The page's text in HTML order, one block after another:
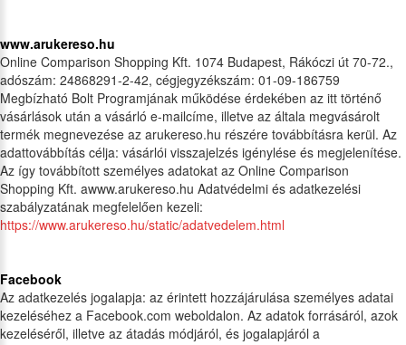
www.arukereso.hu
Online Comparison Shopping Kft. 1074 Budapest, Rákóczi út 70-72.,
adószám: 24868291-2-42, cégjegyzékszám: 01-09-186759
Megbízható Bolt Programjának működése érdekében az itt történő
vásárlások után a vásárló e-mailcíme, illetve az általa megvásárolt
termék megnevezése az arukereso.hu részére továbbításra kerül. Az
adattovábbítás célja: vásárlói visszajelzés igénylése és megjelenítése.
Az így továbbított személyes adatokat az Online Comparison
Shopping Kft. awww.arukereso.hu Adatvédelmi és adatkezelési
szabályzatának megfelelően kezeli:
https://www.arukereso.hu/static/adatvedelem.html
Facebook
Az adatkezelés jogalapja: az érintett hozzájárulása személyes adatai
kezeléséhez a Facebook.com weboldalon. Az adatok forrásáról, azok
kezeléséről, illetve az átadás módjáról, és jogalapjáról a